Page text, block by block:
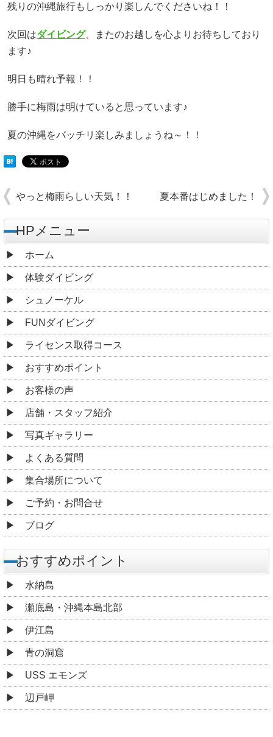
残りの沖縄旅行もしっかり楽しんでくださいね！！
次回はダイビング、またのお越しを心よりお待ちしており
ます♪
明日も晴れ予報！！
勝手に梅雨は明けていると思っています♪
夏の沖縄をバッチリ楽しみましょうね～！！
やっと梅雨らしい天気！！ 夏本番はじめました！
HPメニュー
ホーム
体験ダイビング
シュノーケル
FUNダイビング
ライセンス取得コース
おすすめポイント
お客様の声
店舗・スタッフ紹介
写真ギャラリー
よくある質問
集合場所について
ご予約・お問合せ
ブログ
おすすめポイント
水納島
瀬底島・沖縄本島北部
伊江島
青の洞窟
USS エモンズ
辺戸岬